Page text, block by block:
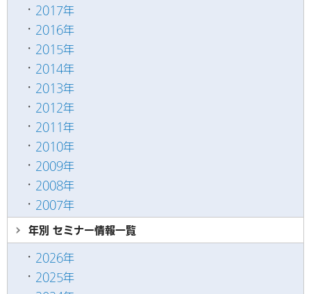
2017年
2016年
2015年
2014年
2013年
2012年
2011年
2010年
2009年
2008年
2007年
年別 セミナー情報一覧
2026年
2025年